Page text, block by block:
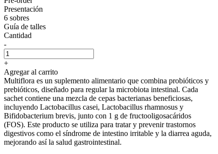
Presentación
6 sobres
Guía de talles
Cantidad
-
+
Agregar al carrito
Multiflora es un suplemento alimentario que combina probióticos y
prebióticos, diseñado para regular la microbiota intestinal. Cada
sachet contiene una mezcla de cepas bacterianas beneficiosas,
incluyendo Lactobacillus casei, Lactobacillus rhamnosus y
Bifidobacterium brevis, junto con 1 g de fructooligosacáridos
(FOS). Este producto se utiliza para tratar y prevenir trastornos
digestivos como el síndrome de intestino irritable y la diarrea aguda,
mejorando así la salud gastrointestinal.